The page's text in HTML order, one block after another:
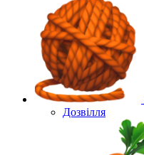
Дозвілля